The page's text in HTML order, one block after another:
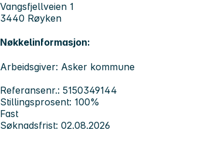
Vangsfjellveien 1
3440 Røyken
Nøkkelinformasjon:
Arbeidsgiver: Asker kommune
Referansenr.: 5150349144
Stillingsprosent: 100%
Fast
Søknadsfrist: 02.08.2026